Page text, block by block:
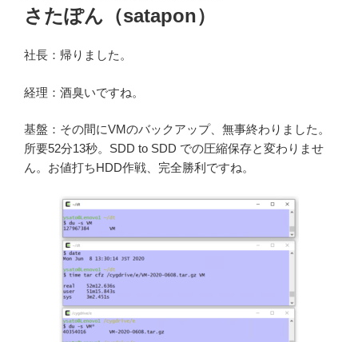
稿
日:
さたぽん（satapon）
社長：帰りました。
経理：酒臭いですね。
基盤：その間にVMのバックアップ、無事終わりました。
所要52分13秒。SDD to SDD での圧縮保存と変わりませ
ん。お値打ちHDD作戦、完全勝利ですね。